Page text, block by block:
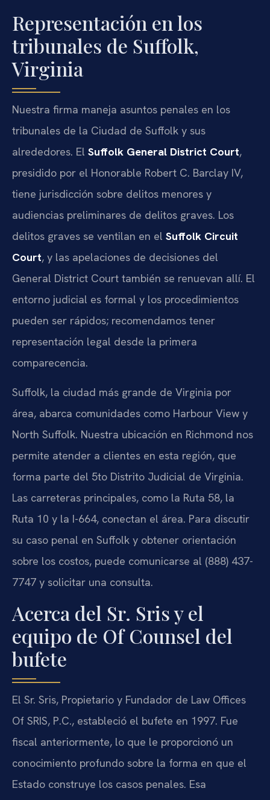
Representación en los
tribunales de Suffolk,
Virginia
Nuestra firma maneja asuntos penales en los
tribunales de la Ciudad de Suffolk y sus
alrededores. El Suffolk General District Court,
presidido por el Honorable Robert C. Barclay IV,
tiene jurisdicción sobre delitos menores y
audiencias preliminares de delitos graves. Los
delitos graves se ventilan en el Suffolk Circuit
Court, y las apelaciones de decisiones del
General District Court también se renuevan allí. El
entorno judicial es formal y los procedimientos
pueden ser rápidos; recomendamos tener
representación legal desde la primera
comparecencia.
Suffolk, la ciudad más grande de Virginia por
área, abarca comunidades como Harbour View y
North Suffolk. Nuestra ubicación en Richmond nos
permite atender a clientes en esta región, que
forma parte del 5to Distrito Judicial de Virginia.
Las carreteras principales, como la Ruta 58, la
Ruta 10 y la I-664, conectan el área. Para discutir
su caso penal en Suffolk y obtener orientación
sobre los costos, puede comunicarse al (888) 437-
7747 y solicitar una consulta.
Acerca del Sr. Sris y el
equipo de Of Counsel del
bufete
El Sr. Sris, Propietario y Fundador de Law Offices
Of SRIS, P.C., estableció el bufete en 1997. Fue
fiscal anteriormente, lo que le proporcionó un
conocimiento profundo sobre la forma en que el
Estado construye los casos penales. Esa